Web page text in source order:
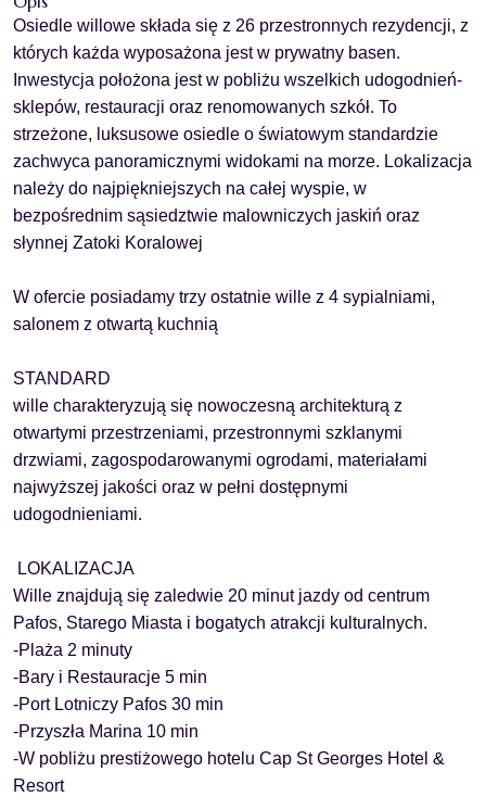
Osiedle willowe składa się z 26 przestronnych rezydencji, z
których każda wyposażona jest w prywatny basen.
Inwestycja położona jest w pobliżu wszelkich udogodnień-
sklepów, restauracji oraz renomowanych szkół. To
strzeżone, luksusowe osiedle o światowym standardzie
zachwyca panoramicznymi widokami na morze. Lokalizacja
należy do najpiękniejszych na całej wyspie, w
bezpośrednim sąsiedztwie malowniczych jaskiń oraz
słynnej Zatoki Koralowej
W ofercie posiadamy trzy ostatnie wille z 4 sypialniami,
salonem z otwartą kuchnią
STANDARD
wille charakteryzują się nowoczesną architekturą z
otwartymi przestrzeniami, przestronnymi szklanymi
drzwiami, zagospodarowanymi ogrodami, materiałami
najwyższej jakości oraz w pełni dostępnymi
udogodnieniami.
LOKALIZACJA
Wille znajdują się zaledwie 20 minut jazdy od centrum
Pafos, Starego Miasta i bogatych atrakcji kulturalnych.
-Plaża 2 minuty
-Bary i Restauracje 5 min
-Port Lotniczy Pafos 30 min
-Przyszła Marina 10 min
-W pobliżu prestiżowego hotelu Cap St Georges Hotel &
Resort